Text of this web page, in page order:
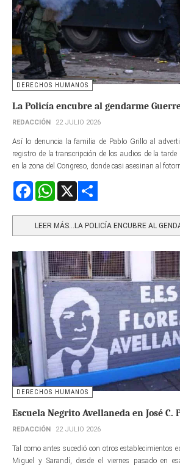
DERECHOS HUMANOS
La Policía encubre al gendarme
REDACCIÓN 22 JULIO 2026
Así lo denuncia la familia de Pablo Grillo al
registro de la transcripción de los audios de la
en la zona del Congreso, donde casi asesinan al
FacebookWhatsApp
LEER MÁS…LA POLICÍA ENCUBRE AL
DERECHOS HUMANOS
Escuela Negrito Avellaneda en José C.
REDACCIÓN 22 JULIO 2026
Tal como antes sucedió con otros establecimientos
Miguel y Sarandí, desde el viernes pasado en